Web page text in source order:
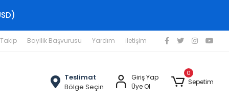
Bayilik Başvurusu Yardım İletişim
Teslimat
Bölge Seçin
Giriş Yap
Üye Ol
0
Sepetim